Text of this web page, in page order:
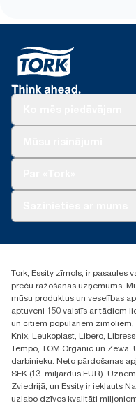
+371 29141799
Atrast izplatītāju
Ulbrokas street 19A
Riga, Latvija
LV-1028
Tork, Essity zīmols, ir pasaules
preču ražošanas uzņēmums.
mūsu produktus un veselības
aptuveni 150 valstīs ar tādiem
un citiem populāriem
Knix, Leukoplast, Libero,
Tempo, TOM Organic un Zewa.
darbinieku. Neto pārdošanas
SEK (13 miljardus EUR).
Zviedrijā, un Essity ir iekļauts
uzlabo dzīves kvalitāti